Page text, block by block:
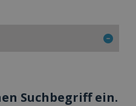
Suchbegriff ein.